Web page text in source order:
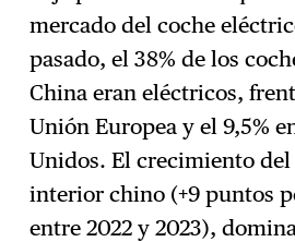
mercado del coche
pasado, el 38% de los
China eran eléctricos,
Unión Europea y el 9,5%
Unidos. El crecimiento
interior chino (+9 puntos
entre 2022 y 2023),